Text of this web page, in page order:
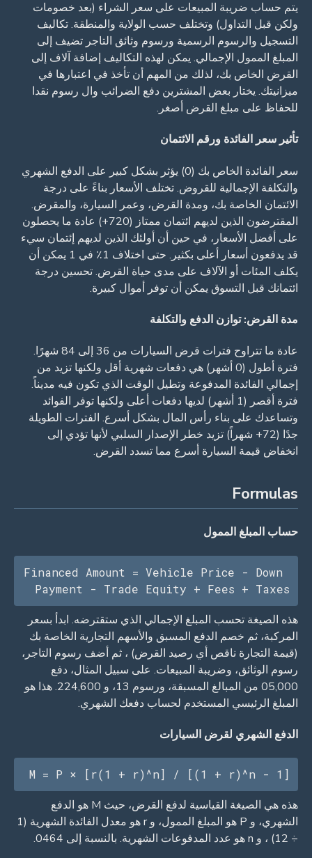
يتم حساب ضريبة المبيعات على سعر الشراء (بعد خصومات
ولكن قبل التداول) وتختلف حسب الولاية والمنطقة. تكاليف
التسجيل والرسوم الرسمية ورسوم وثائق التاجر تضيف إلى
المبلغ الممول الإجمالي. يمكن لهذه التكاليف إضافة آلاف إلى
القرض الخاص بك، لذلك من المهم أن تأخذ في اعتبارها في
ميزانيتك. يختار بعض المشترين دفع الضرائب وال رسوم نقدا
للحفاظ على مبلغ القرض أصغر.
تأثير سعر الفائدة ورقم الائتمان
سعر الفائدة الخاص بك (0) يؤثر بشكل كبير على الدفع الشهري
والتكلفة الإجمالية للقروض. تختلف الأسعار بناءً على درجة
الائتمان الخاصة بك، ومدة القرض، وعمر السيارة، والمقرض.
المقترضون الذين لديهم ائتمان ممتاز (720+) عادة ما يحصلون
على أفضل الأسعار، في حين أن أولئك الذين لديهم إئتمان سيء
قد يدفعون أسعار أعلى بكثير. حتى اختلاف 1٪ في 1 يمكن أن
يكلف المئات أو الآلاف على مدى حياة القرض. تحسين درجة
ائتمانك قبل التسوق يمكن أن توفر أموال كبيرة.
مدة القرض: توازن الدفع والتكلفة
عادة ما تتراوح فترات قرض السيارات من 36 إلى 84 شهرًا.
فترة أطول (0 أشهر) هي دفعات شهرية أقل ولكنها تزيد من
إجمالي الفائدة المدفوعة وتطيل الوقت الذي تكون فيه مديناً.
فترة أقصر (1 أشهر) لديها دفعات أعلى ولكنها توفر الفوائد
وتساعدك على بناء رأس المال بشكل أسرع. الفترات الطويلة
جدًا (72+ شهراً) تزيد خطر الإصدار السلبي لأنها تؤدي إلى
انخفاض قيمة السيارة أسرع مما تسدد القرض.
Formulas
حساب المبلغ الممول
Financed Amount = Vehicle Price - Down
Payment - Trade Equity + Fees + Taxes
هذه الصيغة تحسب المبلغ الإجمالي الذي ستقترضه. ابدأ بسعر
المركبة، ثم خصم الدفع المسبق والأسهم التجارية الخاصة بك
(قيمة التجارة ناقص أي رصيد القرض) ، ثم أضف رسوم التاجر،
رسوم الوثائق، وضريبة المبيعات. على سبيل المثال، دفع
05,000 من المبالغ المسبقة، ورسوم 13، و 224,600. هذا هو
المبلغ الرئيسي المستخدم لحساب دفعك الشهري.
الدفع الشهري لقرض السيارات
M = P × [r(1 + r)^n] / [(1 + r)^n - 1]
هذه هي الصيغة القياسية لدفع القرض، حيث M هو الدفع
الشهري، و P هو المبلغ الممول، و r هو معدل الفائدة الشهرية (1
÷ 12) ، و n هو عدد المدفوعات الشهرية. بالنسبة إلى 0464.